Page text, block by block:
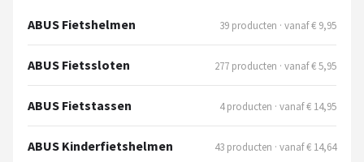
Shimano
Cortina
Alle merken →
ABUS Fietshelmen 39 producten · vanaf € 9,95
ABUS Fietssloten 277 producten · vanaf € 5,95
ABUS Fietstassen 4 producten · vanaf € 14,95
ABUS Kinderfietshelmen 43 producten · vanaf € 14,64